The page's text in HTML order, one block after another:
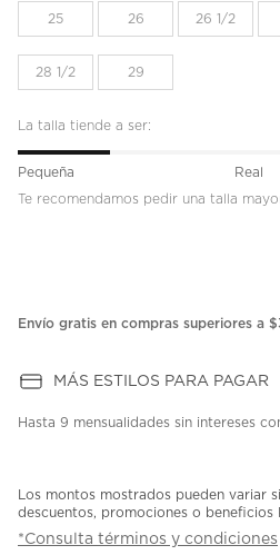
25 26 26 1/2
28 1/2 29
La talla tiende a ser:
Pequeña Real
Te recomendamos pedir una talla
Envío gratis en compras superiores a
MÁS ESTILOS PARA PAGAR
Hasta 9 mensualidades sin intereses
Los montos mostrados pueden variar
descuentos, promociones o beneficios
*Consulta términos y condiciones